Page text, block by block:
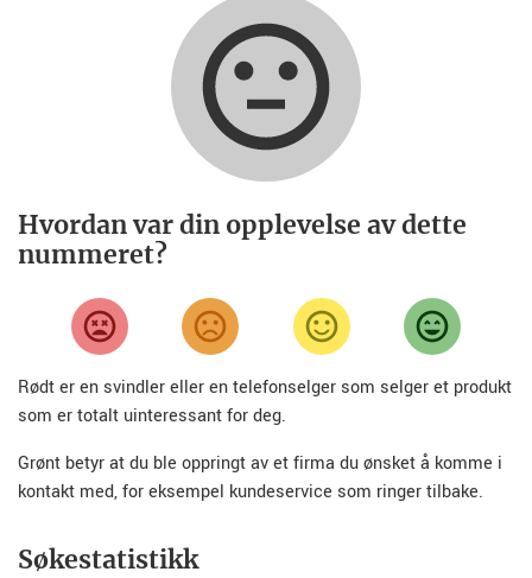
Hvordan var din opplevelse av dette
nummeret?
Rødt er en svindler eller en telefonselger som selger et produkt
som er totalt uinteressant for deg.
Grønt betyr at du ble oppringt av et firma du ønsket å komme i
kontakt med, for eksempel kundeservice som ringer tilbake.
Søkestatistikk